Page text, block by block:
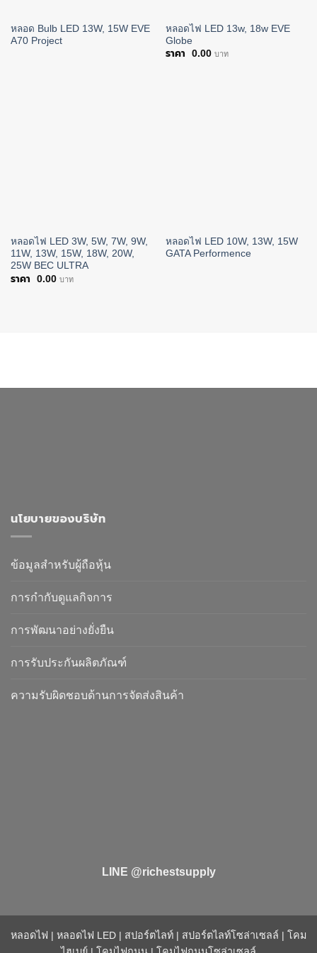
หลอด Bulb LED 13W, 15W EVE
A70 Project
หลอดไฟ LED 13w, 18w EVE
Globe
0.00 บาท
หลอดไฟ LED 3W, 5W, 7W, 9W,
11W, 13W, 15W, 18W, 20W,
25W BEC ULTRA
0.00 บาท
หลอดไฟ LED 10W, 13W, 15W
GATA Performence
นโยบายของบริษัท
ข้อมูลสำหรับผู้ถือหุ้น
การกำกับดูแลกิจการ
การพัฒนาอย่างยั่งยืน
การรับประกันผลิตภัณฑ์
ความรับผิดชอบด้านการจัดส่งสินค้า
LINE @richestsupply
หลอดไฟ | หลอดไฟ LED | สปอร์ตไลท์ | สปอร์ตไลท์โซล่าเซลล์ | โคม